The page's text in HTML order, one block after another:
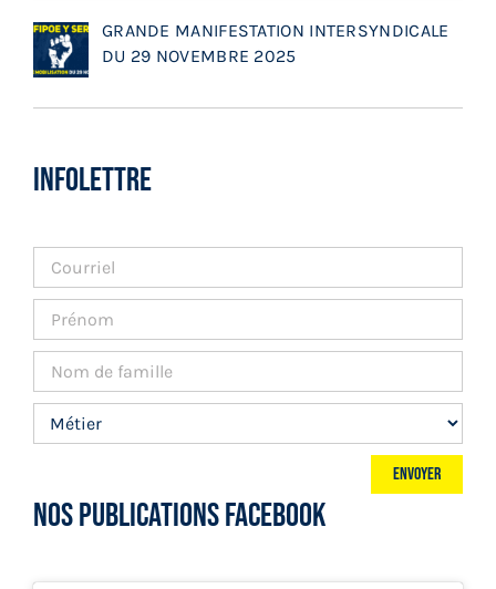
GRANDE MANIFESTATION INTERSYNDICALE
DU 29 NOVEMBRE 2025
INFOLETTRE
NOS PUBLICATIONS FACEBOOK